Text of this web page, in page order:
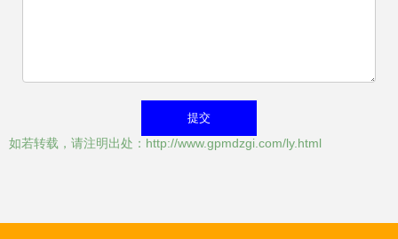
如若转载，请注明出处：http://www.gpmdzgi.com/ly.html